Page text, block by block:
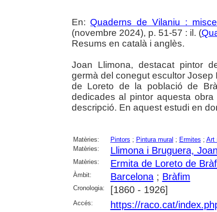
En: Quaderns de Vilaniu :
(novembre 2024), p. 51-57 : il. (
Resums en català i anglès.
Joan Llimona, destacat pintor
germà del conegut escultor
de Loreto de la població de
dedicades al pintor aquesta
descripció. En aquest estudi en
Matèries: Pintors ; Pintura mural ; Ermites ; Art
Matèries:
Llimona i Bruguera,
Matèries: Ermita de Loreto de
Àmbit: Barcelona; Bràfim
Cronologia: [1860 - 1926]
Accés: https://raco.cat/